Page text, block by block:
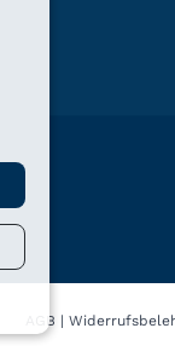
AGB |